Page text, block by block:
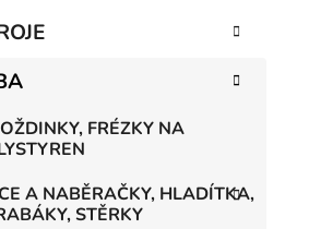
FRÉZKY NA
A NABĚRAČKY, HLADÍTKA,
STĚRKY